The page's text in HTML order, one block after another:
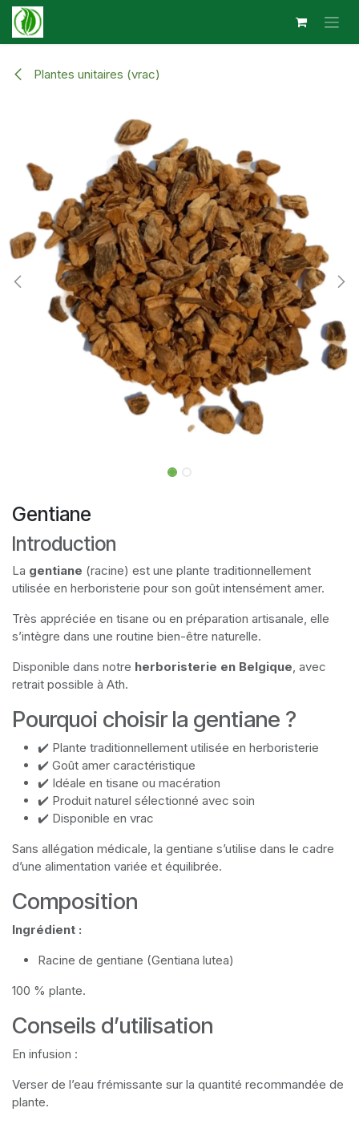
Se rendre au contenu
Plantes unitaires (vrac)
Gentiane
Introduction
La gentiane (racine) est une plante traditionnellement
utilisée en herboristerie pour son goût intensément amer.
Très appréciée en tisane ou en préparation artisanale, elle
s’intègre dans une routine bien-être naturelle.
Disponible dans notre herboristerie en Belgique, avec
retrait possible à Ath.
Pourquoi choisir la gentiane ?
✔️ Plante traditionnellement utilisée en herboristerie
✔️ Goût amer caractéristique
✔️ Idéale en tisane ou macération
✔️ Produit naturel sélectionné avec soin
✔️ Disponible en vrac
Sans allégation médicale, la gentiane s’utilise dans le cadre
d’une alimentation variée et équilibrée.
Composition
Ingrédient :
Racine de gentiane (Gentiana lutea)
100 % plante.
Conseils d’utilisation
En infusion :
Verser de l’eau frémissante sur la quantité recommandée de
plante.